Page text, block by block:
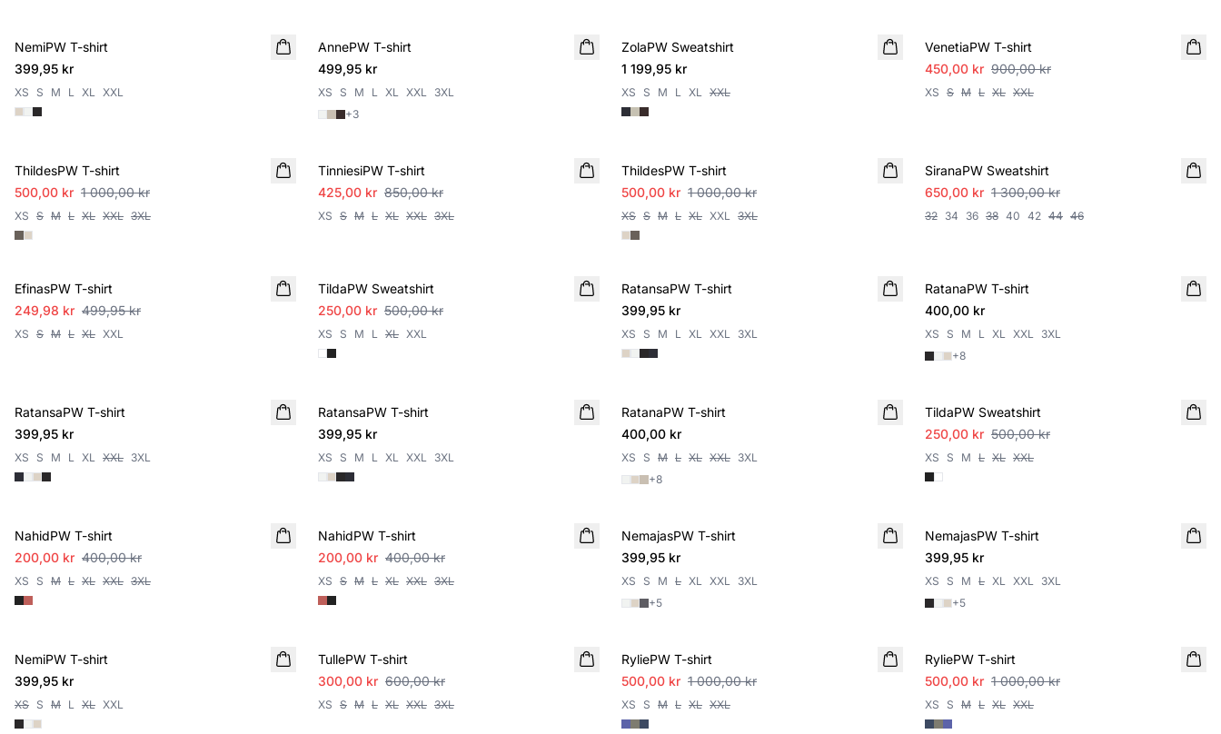
NemiPW T-shirt
399,95 kr
XS S M L XL XXL
NYHET
AnnePW T-shirt
499,95 kr
XS S M L XL XXL 3XL
+3
NYHET
ZolaPW Sweatshirt
1 199,95 kr
XS S M L XL XXL
VenetiaPW T-shirt
450,00 kr 900,00 kr
XS S M L XL XXL
ThildesPW T-shirt
500,00 kr 1 000,00 kr
XS S M L XL XXL 3XL
TinniesiPW T-shirt
425,00 kr 850,00 kr
XS S M L XL XXL 3XL
ThildesPW T-shirt
500,00 kr 1 000,00 kr
XS S M L XL XXL 3XL
SiranaPW Sweatshirt
650,00 kr 1 300,00 kr
32 34 36 38 40 42 44 46
EfinasPW T-shirt
249,98 kr 499,95 kr
XS S M L XL XXL
TildaPW Sweatshirt
250,00 kr 500,00 kr
XS S M L XL XXL
RatansaPW T-shirt
399,95 kr
XS S M L XL XXL 3XL
RatanaPW T-shirt
400,00 kr
XS S M L XL XXL 3XL
+8
RatansaPW T-shirt
399,95 kr
XS S M L XL XXL 3XL
RatansaPW T-shirt
399,95 kr
XS S M L XL XXL 3XL
RatanaPW T-shirt
400,00 kr
XS S M L XL XXL 3XL
+8
TildaPW Sweatshirt
250,00 kr 500,00 kr
XS S M L XL XXL
NahidPW T-shirt
200,00 kr 400,00 kr
XS S M L XL XXL 3XL
NahidPW T-shirt
200,00 kr 400,00 kr
XS S M L XL XXL 3XL
NemajasPW T-shirt
399,95 kr
XS S M L XL XXL 3XL
+5
NemajasPW T-shirt
399,95 kr
XS S M L XL XXL 3XL
+5
NemiPW T-shirt
399,95 kr
XS S M L XL XXL
TullePW T-shirt
300,00 kr 600,00 kr
XS S M L XL XXL 3XL
RyliePW T-shirt
500,00 kr 1 000,00 kr
XS S M L XL XXL
RyliePW T-shirt
500,00 kr 1 000,00 kr
XS S M L XL XXL